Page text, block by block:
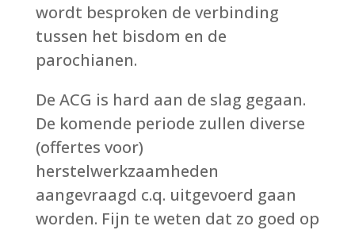
wordt besproken de verbinding
tussen het bisdom en de
parochianen.
De ACG is hard aan de slag gegaan.
De komende periode zullen diverse
(offertes voor)
herstelwerkzaamheden
aangevraagd c.q. uitgevoerd gaan
worden. Fijn te weten dat zo goed op